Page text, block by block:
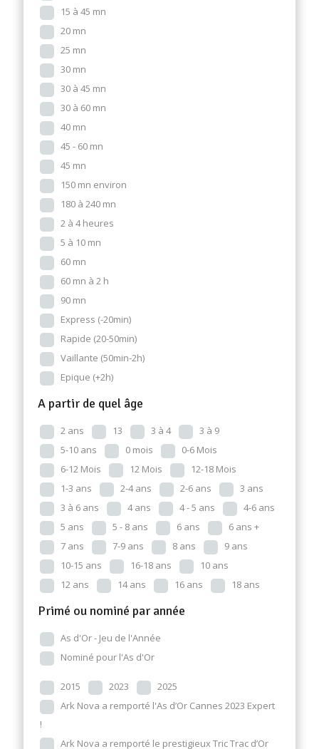
15 à 45 mn
20 mn
25 mn
30 mn
30 à 45 mn
30 à 60 mn
40 mn
45 - 60 mn
45 mn
150 mn environ
180 à 240 mn
2 à 4 heures
5 à 10 mn
60 mn
60 mn à 2 h
90 mn
Express (-20min)
Rapide (20-50min)
Vaillante (50min-2h)
Epique (+2h)
A partir de quel âge
2 ans 13 3 à 4
3 à 9
5-10 ans
0 mois
0-6 Mois
6-12 Mois
12 Mois
12-18 Mois
1-3 ans
2-4 ans 2-6 ans
3 ans
3 à 6 ans
4 ans 4 - 5 ans
4-6 ans
5 ans
5 - 8 ans 6 ans
6 ans +
7 ans
7-9 ans 8 ans
9 ans
10-15 ans
16-18 ans
10 ans
12 ans
14 ans 16 ans 18 ans
Primé ou nominé par année
As d'Or - Jeu de l'Année
Nominé pour l'As d'Or
2015 2023
2025
Ark Nova a remporté l'As d’Or Cannes 2023 Expert
!
Ark Nova a remporté le prestigieux Tric Trac d’Or